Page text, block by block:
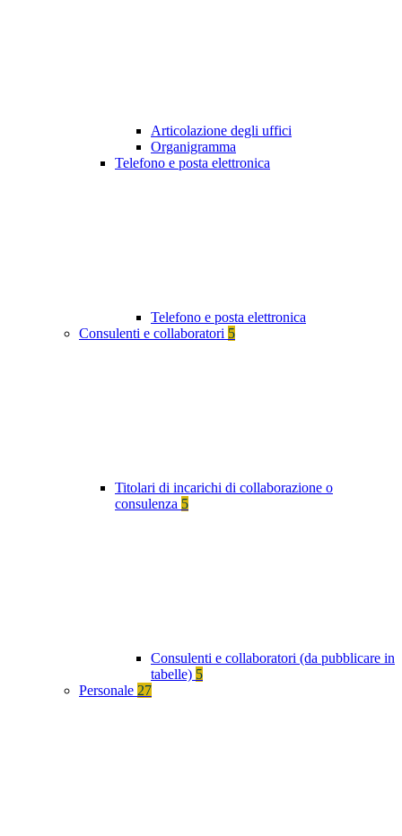
Articolazione degli uffici
Organigramma
Telefono e posta elettronica
Telefono e posta elettronica
Consulenti e collaboratori 5
Titolari di incarichi di collaborazione o
consulenza 5
Consulenti e collaboratori (da pubblicare in
tabelle) 5
Personale 27